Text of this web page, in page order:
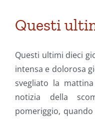
Questi
Questi ultimi dieci
intensa e dolorosa
svegliato la
notizia della
pomeriggio,